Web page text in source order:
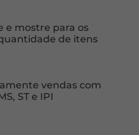
e mostre para os
de itens
vendas com
ST e IPI